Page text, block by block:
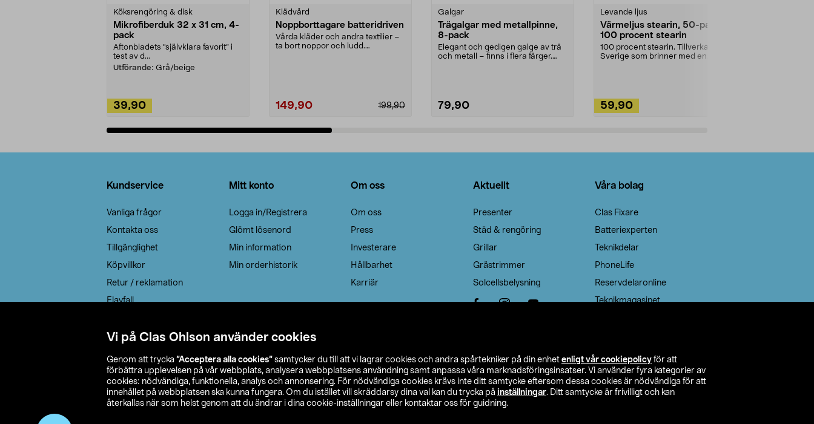
Vi på Clas Ohlson använder cookies
Genom att trycka ”Acceptera alla cookies” samtycker du till att vi lagrar cookies och andra spårtekniker på din enhet enligt vår cookiepolicy för att
förbättra upplevelsen på vår webbplats, analysera webbplatsens användning samt anpassa våra marknadsföringsinsatser. Vi använder fyra kategorier av
cookies: nödvändiga, funktionella, analys och annonsering. För nödvändiga cookies krävs inte ditt samtycke eftersom dessa cookies är nödvändiga för att
innehållet på webbplatsen ska kunna fungera. Om du istället vill skräddarsy dina val kan du trycka på inställningar. Ditt samtycke är frivilligt och kan
återkallas när som helst genom att du ändrar i dina cookie-inställningar eller kontaktar oss för guidning.
Köksrengöring & disk
Mikrofiberduk 32 x 31 cm, 4-
pack
Aftonbladets "självklara favorit” i
test av d...
Utförande: Grå/beige
39,90
Klädvård
Noppborttagare batteridriven
Vårda kläder och andra textilier –
ta bort noppor och ludd.
199,90
149,90
Galgar
Trägalgar med metallpinne,
8-pack
Elegant och gedigen galge av trä
och metall – finns i flera färger.
79,90
Levande ljus
Värmeljus stearin, 50-pack,
100 procent stearin
100 procent stearin. Tillverkade i
Sverige som brinner med en
59,90
Kundservice
Vanliga frågor
Kontakta oss
Tillgänglighet
Köpvillkor
Retur / reklamation
Elavfall
Leveransalternativ
Mitt konto
Logga in/Registrera
Glömt lösenord
Min information
Min orderhistorik
Om oss
Om oss
Press
Investerare
Hållbarhet
Karriär
Aktuellt
Presenter
Städ & rengöring
Grillar
Grästrimmer
Solcellsbelysning
Våra bolag
Clas Fixare
Batteriexperten
Teknikdelar
PhoneLife
Reservdelaronline
Teknikmagasinet